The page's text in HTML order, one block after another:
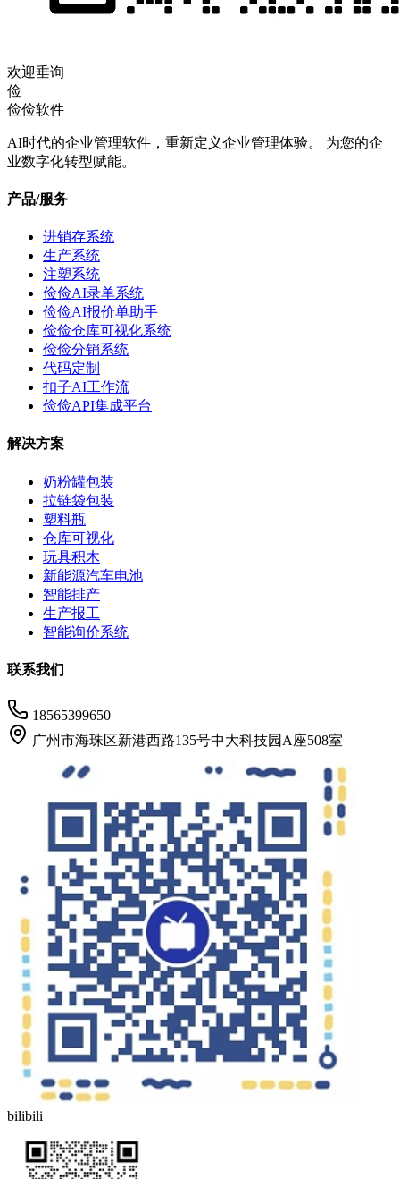
欢迎垂询
俭
俭俭软件
AI时代的企业管理软件，重新定义企业管理体验。 为您的企
业数字化转型赋能。
产品/服务
进销存系统
生产系统
注塑系统
俭俭AI录单系统
俭俭AI报价单助手
俭俭仓库可视化系统
俭俭分销系统
代码定制
扣子AI工作流
俭俭API集成平台
解决方案
奶粉罐包装
拉链袋包装
塑料瓶
仓库可视化
玩具积木
新能源汽车电池
智能排产
生产报工
智能询价系统
联系我们
18565399650
广州市海珠区新港西路135号中大科技园A座508室
bilibili